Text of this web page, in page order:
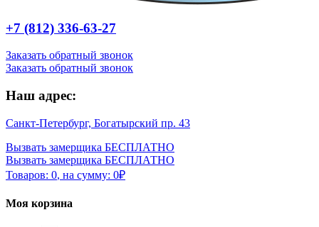
+7 (812) 336-63-27
Заказать обратный звонок
Заказать обратный звонок
Наш адрес:
Санкт-Петербург, Богатырский пр. 43
Вызвать замерщика БЕСПЛАТНО
Вызвать замерщика БЕСПЛАТНО
Товаров: 0, на сумму: 0₽
Моя корзина